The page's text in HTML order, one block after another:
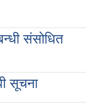
संसोधित
सूचना